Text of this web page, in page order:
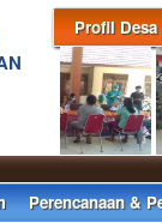
Profil Desa
Perencanaan &